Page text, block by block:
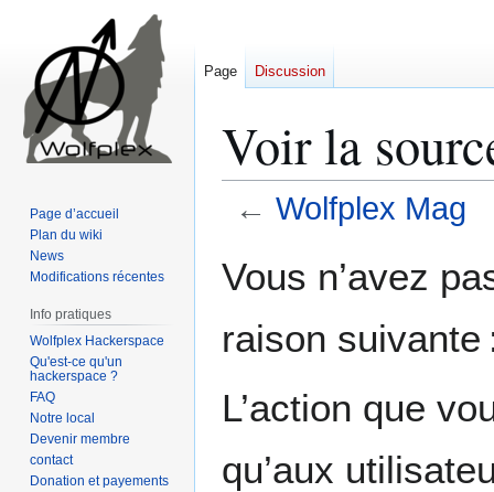
Voir la
← Wolfplex Mag
à
navigation
à
recherche
Vous n’avez
raison suivante
L’action que
qu’aux
Page Discussion
Page d’accueil
Plan du wiki
News
Modifications récentes
Info pratiques
Wolfplex Hackerspace
Qu'est-ce qu'un
hackerspace ?
FAQ
Notre local
Devenir membre
contact
Donation et payements